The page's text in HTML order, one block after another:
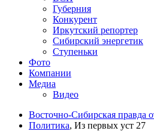
Губерния
Конкурент
Иркутский репортер
Сибирский энергетик
Ступеньки
Фото
Компании
Медиа
Видео
Восточно-Сибирская правда
Политика, Из первых уст 27